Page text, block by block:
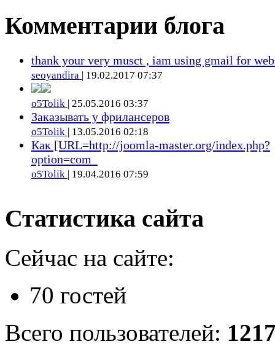
Комментарии блога
thank your very musct , iam using gmail for
seoyandira | 19.02.2017 07:37
o5Tolik | 25.05.2016 03:37
Заказывать у фрилансеров
o5Tolik | 13.05.2016 02:18
Как [URL=http://joomla-master.org/index.php?
option=com_
o5Tolik | 19.04.2016 07:59
Статистика сайта
Сейчас на сайте:
70 гостей
Всего пользователей: